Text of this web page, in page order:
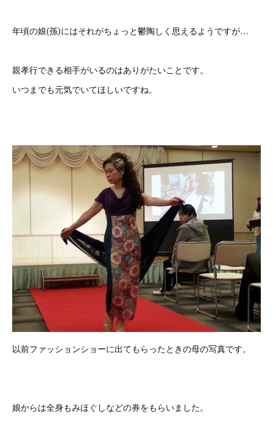
年頃の娘(孫)にはそれがちょっと鬱陶しく思えるようですが…
親孝行できる相手がいるのはありがたいことです。
いつまでも元気でいてほしいですね。
以前ファッションショーに出てもらったときの母の写真です。
娘からは全身もみほぐしなどの券をもらいました。